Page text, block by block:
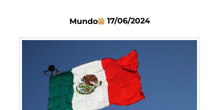
Mundo 17/06/2024